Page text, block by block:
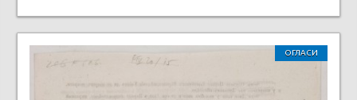
ОГЛАСИ